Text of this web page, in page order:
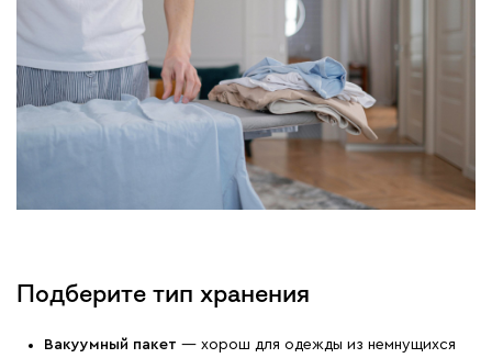
Подберите тип хранения
Вакуумный пакет — хорош для одежды из немнущихся